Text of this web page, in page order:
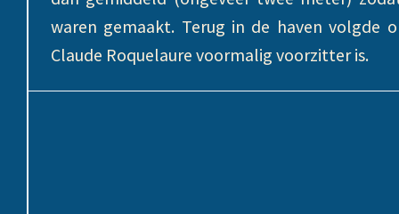
waren gemaakt. Terug in de haven volgde
Claude Roquelaure voormalig voorzitter is.